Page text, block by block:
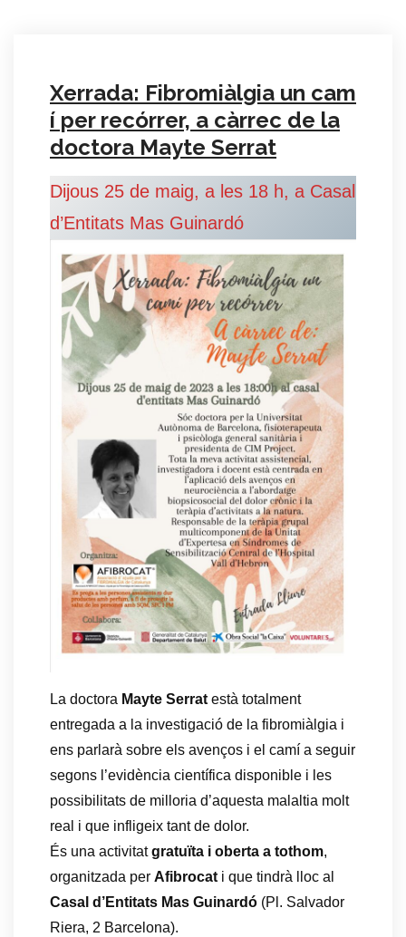
Xerrada: Fibromiàlgia un cam
í per recórrer, a càrrec de la
doctora Mayte Serrat
Dijous 25 de maig, a les 18 h, a Casal
d’Entitats Mas Guinardó
La doctora Mayte Serrat està totalment
entregada a la investigació de la fibromiàlgia i
ens parlarà sobre els avenços i el camí a seguir
segons l’evidència científica disponible i les
possibilitats de milloria d’aquesta malaltia molt
real i que infligeix tant de dolor.
És una activitatgratuïta i oberta a tothom,
organitzada per Afibrocat i que tindrà lloc al
Casal d’Entitats Mas Guinardó (Pl. Salvador
Riera, 2 Barcelona).